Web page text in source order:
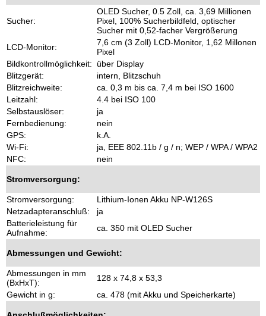
Sucher:
OLED Sucher, 0.5 Zoll, ca. 3,69 Millionen
Pixel, 100% Sucherbildfeld, optischer
Sucher mit 0,52-facher Vergrößerung
LCD-Monitor:
7,6 cm (3 Zoll) LCD-Monitor, 1,62 Millonen
Pixel
Bildkontrollmöglichkeit:
über Display
Blitzgerät:
intern, Blitzschuh
Blitzreichweite:
ca. 0,3 m bis ca. 7,4 m bei ISO 1600
Leitzahl:
4.4 bei ISO 100
Selbstauslöser:
ja
Fernbedienung:
nein
GPS:
k.A.
Wi-Fi:
ja, EEE 802.11b / g / n; WEP / WPA / WPA2
NFC:
nein
Stromversorgung:
Stromversorgung:
Lithium-Ionen Akku NP-W126S
Netzadapteranschluß:
ja
Batterieleistung für
Aufnahme:
ca. 350 mit OLED Sucher
Abmessungen und Gewicht:
Abmessungen in mm
(BxHxT):
128 x 74,8 x 53,3
Gewicht in g:
ca. 478 (mit Akku und Speicherkarte)